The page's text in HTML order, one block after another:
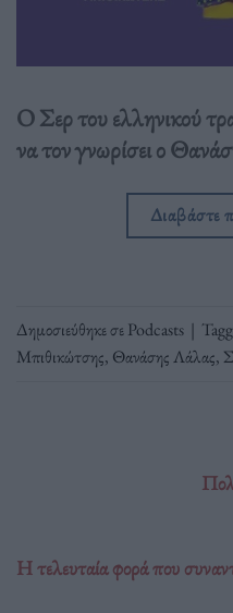
Ο Σερ του ελληνικού
να τον γνωρίσει ο
Διαβάστε
Δημοσιεύθηκε σεPodcasts |
Μπιθικώτσης, Θανάσης Λάλας,
Η τελευταία φορά που